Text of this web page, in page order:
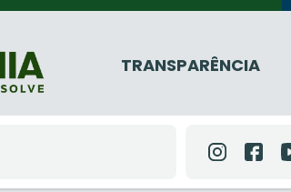
TRANSPARÊNCIA